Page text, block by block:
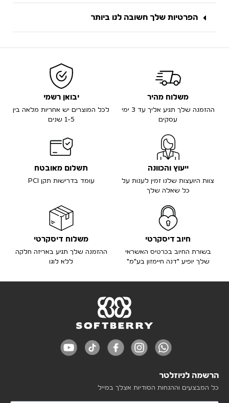
הפרטיות שלך חשובה לנו ביותר
משלוח מהיר
ההזמנה שלך תגיע אליך עד 3 ימי
עסקים
יבואן רשמי
לכל המוצרים יש אחריות מלאה בין
1-5 שנים
ייעוץ והכוונה
צוות היועצות שלנו זמין לענות על
כל שאלה שלך
תשלום מאובטח
עומד בדרישות תקן PCI
חיוב דיסקרטי
בשורת החיוב בכרטיס האשראי
שלך יופיע "דנה חיימזון בע"מ"
משלוח דיסקרטי
ההזמנה שלך תגיע באריזה חלקה
ללא לוגו
הרשמה לניוזלטר
כל המבצעים וההנחות הסודיות אצלך במייל